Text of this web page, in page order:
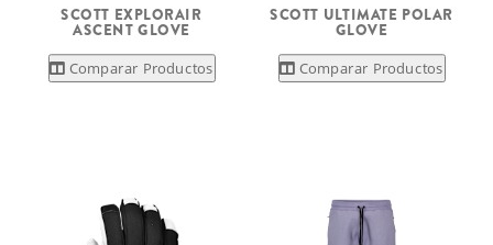
SCOTT EXPLORAIR
ASCENT GLOVE
Comparar Productos
SCOTT ULTIMATE POLAR
GLOVE
Comparar Productos